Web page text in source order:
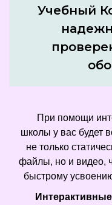
Учебный
При помощи
школы у вас будет
не только
файлы, но и видео,
быстрому